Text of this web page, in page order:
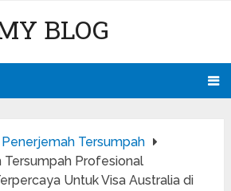
BLOG
Penerjemah Tersumpah
Tersumpah Profesional
Untuk Visa Australia di